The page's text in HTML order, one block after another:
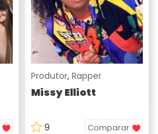
Produtor, Rapper
Missy Elliott
9 Comparar